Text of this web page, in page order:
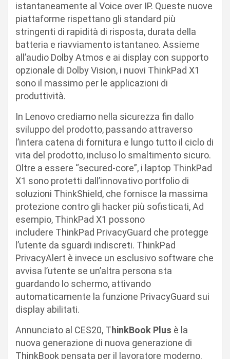
istantaneamente al Voice over IP. Queste nuove
piattaforme rispettano gli standard più
stringenti di rapidità di risposta, durata della
batteria e riavviamento istantaneo. Assieme
all’audio Dolby Atmos e ai display con supporto
opzionale di Dolby Vision, i nuovi ThinkPad X1
sono il massimo per le applicazioni di
produttività.
In Lenovo crediamo nella sicurezza fin dallo
sviluppo del prodotto, passando attraverso
l’intera catena di fornitura e lungo tutto il ciclo di
vita del prodotto, incluso lo smaltimento sicuro.
Oltre a essere “secured-core”, i laptop ThinkPad
X1 sono protetti dall’innovativo portfolio di
soluzioni ThinkShield, che fornisce la massima
protezione contro gli hacker più sofisticati, Ad
esempio, ThinkPad X1 possono
includere ThinkPad PrivacyGuard che protegge
l’utente da sguardi indiscreti. ThinkPad
PrivacyAlert è invece un esclusivo software che
avvisa l’utente se un’altra persona sta
guardando lo schermo, attivando
automaticamente la funzione PrivacyGuard sui
display abilitati.
Annunciato al CES20, ThinkBook Plus è la
nuova generazione di nuova generazione di
ThinkBook pensata per il lavoratore moderno.